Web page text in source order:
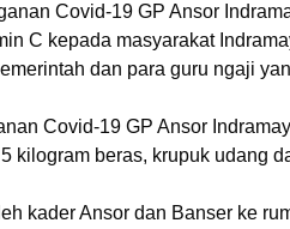
Covid-19 GP Ansor
C kepada masyarakat
dan para guru ngaji
Covid-19 GP Ansor
kilogram beras, krupuk udang
kader Ansor dan Banser ke